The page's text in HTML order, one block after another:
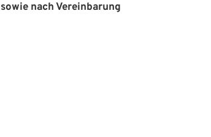
sowie nach Vereinbarung